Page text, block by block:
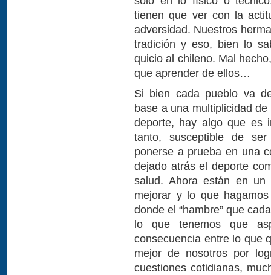
tienen que ver con la
adversidad. Nuestros
tradición y eso, bien lo
quicio al chileno. Mal
que aprender de ellos…
Si bien cada pueblo va
base a una multiplicidad
deporte, hay algo que es
tanto, susceptible de ser
ponerse a prueba en una
dejado atrás el deporte
salud. Ahora están en
mejorar y lo que
donde el “hambre” que
lo que tenemos que
consecuencia entre lo que
mejor de nosotros por
cuestiones cotidianas,